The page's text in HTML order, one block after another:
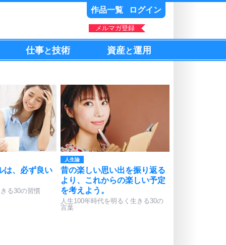
作品一覧 ログイン
メルマガ登録
仕事と技術 資産と運用
は、必ず良い
る30の習慣
人生論
昔の楽しい思い出を振り返る
より、これからの楽しい予定
を考えよう。
人生100年時代を明るく生きる30の
言葉